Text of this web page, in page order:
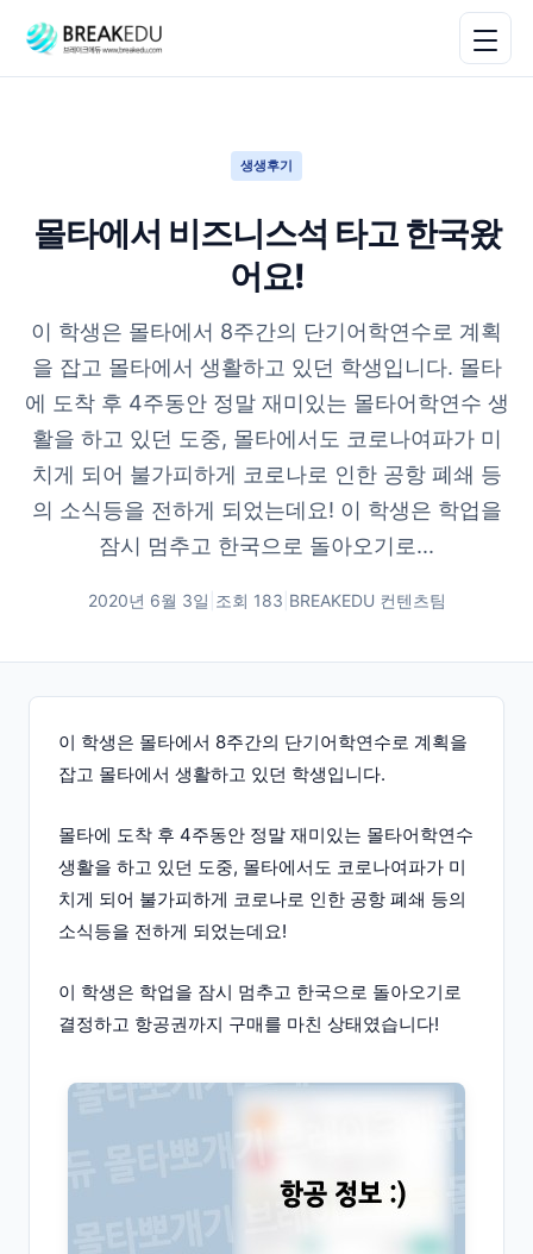
생생후기
몰타에서 비즈니스석 타고 한국왔
어요!
이 학생은 몰타에서 8주간의 단기어학연수로 계획
을 잡고 몰타에서 생활하고 있던 학생입니다. 몰타
에 도착 후 4주동안 정말 재미있는 몰타어학연수 생
활을 하고 있던 도중, 몰타에서도 코로나여파가 미
치게 되어 불가피하게 코로나로 인한 공항 폐쇄 등
의 소식등을 전하게 되었는데요! 이 학생은 학업을
잠시 멈추고 한국으로 돌아오기로...
2020년 6월 3일 조회 183 BREAKEDU 컨텐츠팀
이 학생은 몰타에서 8주간의 단기어학연수로 계획을
잡고 몰타에서 생활하고 있던 학생입니다.
몰타에 도착 후 4주동안 정말 재미있는 몰타어학연수
생활을 하고 있던 도중, 몰타에서도 코로나여파가 미
치게 되어 불가피하게 코로나로 인한 공항 폐쇄 등의
소식등을 전하게 되었는데요!
이 학생은 학업을 잠시 멈추고 한국으로 돌아오기로
결정하고 항공권까지 구매를 마친 상태였습니다!